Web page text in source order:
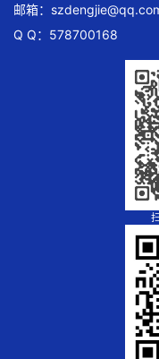
邮箱：
Q Q：578700168